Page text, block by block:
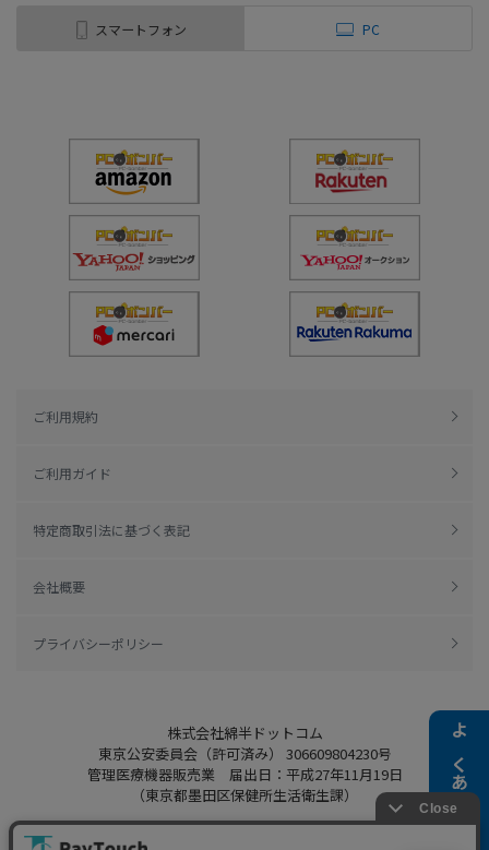
よくある質問
スマートフォン PC
ご利用規約
ご利用ガイド
特定商取引法に基づく表記
会社概要
プライバシーポリシー
株式会社綿半ドットコム
東京公安委員会（許可済み） 306609804230号
管理医療機器販売業 届出日：平成27年11月19日
（東京都墨田区保健所生活衛生課）